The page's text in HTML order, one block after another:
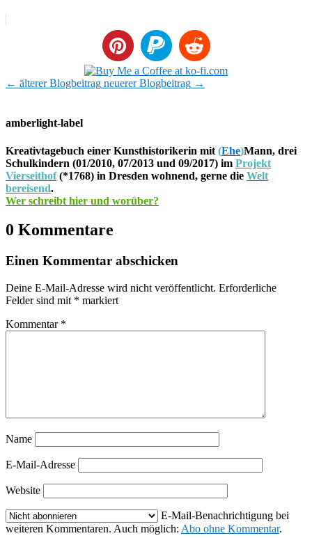
← älterer Blogbeitrag neuerer Blogbeitrag →
amberlight-label
Kreativtagebuch einer Kunsthistorikerin mit (Ehe)Mann, drei
Schulkindern (01/2010, 07/2013 und 09/2017) im Projekt
Vierseithof(*1768) in Dresden wohnend, gerne die Welt
bereisend.
Wer schreibt hier und worüber?
0 Kommentare
Einen Kommentar abschicken
Deine E-Mail-Adresse wird nicht veröffentlicht. Erforderliche
Felder sind mit * markiert
Kommentar *
Name
E-Mail-Adresse
Website
E-Mail-Benachrichtigung bei
weiteren Kommentaren. Auch möglich: Abo ohne Kommentar.